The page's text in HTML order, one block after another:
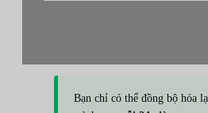
Bạn chỉ có thể đồng bộ hóa